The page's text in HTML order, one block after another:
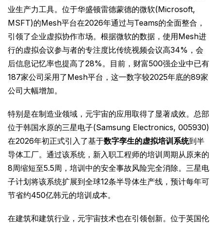
业生产力工具。位于华盛顿雷德蒙德的微软(Microsoft,
MSFT)的Mesh平台在2026年通过与Teams的全面整合，
引领了企业虚拟协作市场。根据微软的数据，使用Mesh进
行的虚拟会议参与者的专注度比传统视频会议高34%，会
后信息记忆率也提高了28%。目前，财富500强企业中已有
187家公司采用了Mesh平台，这一数字较2025年底的89家
公司大幅增加。
特别是在制造业领域，元宇宙的应用取得了显著成效。总部
位于韩国水原的三星电子(Samsung Electronics, 005930)
在2026年初正式引入了基于数字孪生的虚拟培训系统到半
导体工厂。通过该系统，新入职工程师的培训周期从原来的
8周缩短至5.5周，培训中的安全事故风险完全消除。三星电
子计划将该系统扩展到全球12条半导体生产线，预计每年可
节省约450亿韩元的培训成本。
在建筑和建筑行业，元宇宙技术也在引领创新。位于英国伦